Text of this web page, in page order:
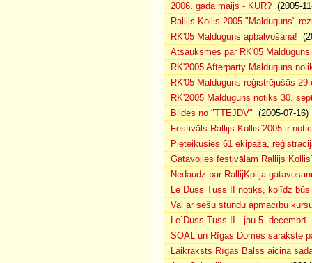
2006. gada maijs - KUR? (2005-
Rallijs Kollis 2005 "Malduguns"
RK'05 Malduguns apbalvošana!
Atsauksmes par RK'05 Malduguns
RK'2005 Afterparty Malduguns
RK'05 Malduguns reģistrējušās 29
RK'2005 Malduguns notiks 30.
Bildes no "TTEJDV" (2005-07-16)
Festivāls Rallijs Kollis`2005 ir
Pieteikusies 61 ekipāža,
Gatavojies festivālam Rallijs
Nedaudz par RallijKollja
Le`Duss Tuss II notiks, kolīdz būs
Vai ar sešu stundu apmācību
Le`Duss Tuss II - jau 5. decembrī
SOAL un Rīgas Domes sarakste
Laikraksts Rīgas Balss aicina